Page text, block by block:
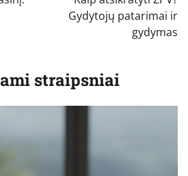
Gydytojų patarimai ir
gydymas
straipsniai